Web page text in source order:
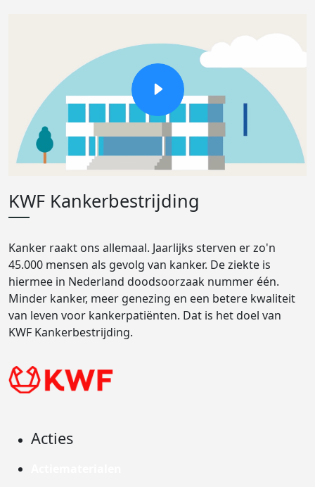
KWF Kankerbestrijding
Kanker raakt ons allemaal. Jaarlijks sterven er zo'n
45.000 mensen als gevolg van kanker. De ziekte is
hiermee in Nederland doodsoorzaak nummer één.
Minder kanker, meer genezing en een betere kwaliteit
van leven voor kankerpatiënten. Dat is het doel van
KWF Kankerbestrijding.
Acties